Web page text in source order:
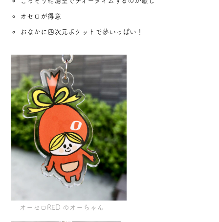
オセロが得意
おなかに四次元ポケットで夢いっぱい！
オーセロRED のオーちゃん